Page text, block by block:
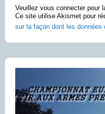
Veuillez vous connecter pour
Ce site utilise Akismet pour
sur la façon dont les